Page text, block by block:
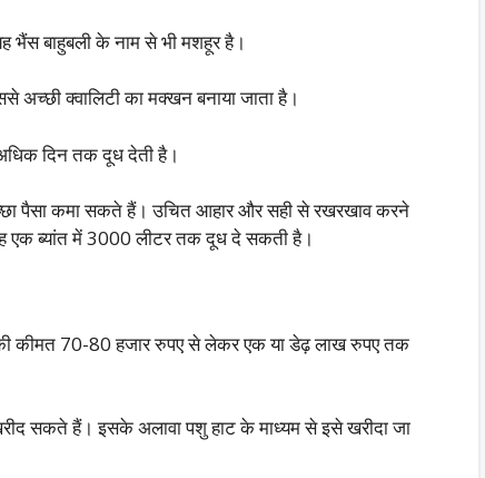
भैंस बाहुबली के नाम से भी मशहूर है।
अच्छी क्वालिटी का मक्खन बनाया जाता है।
दिन तक दूध देती है।
पैसा कमा सकते हैं। उचित आहार और सही से रखरखाव करने
एक ब्यांत में 3000 लीटर तक दूध दे सकती है।
कीमत 70-80 हजार रुपए से लेकर एक या डेढ़ लाख रुपए तक
सकते हैं। इसके अलावा पशु हाट के माध्यम से इसे खरीदा जा